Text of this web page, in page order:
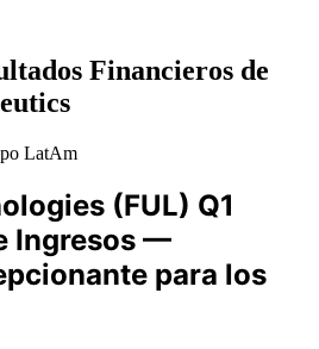
Financieros de
LatAm
(FUL) Q1
Ingresos —
para los